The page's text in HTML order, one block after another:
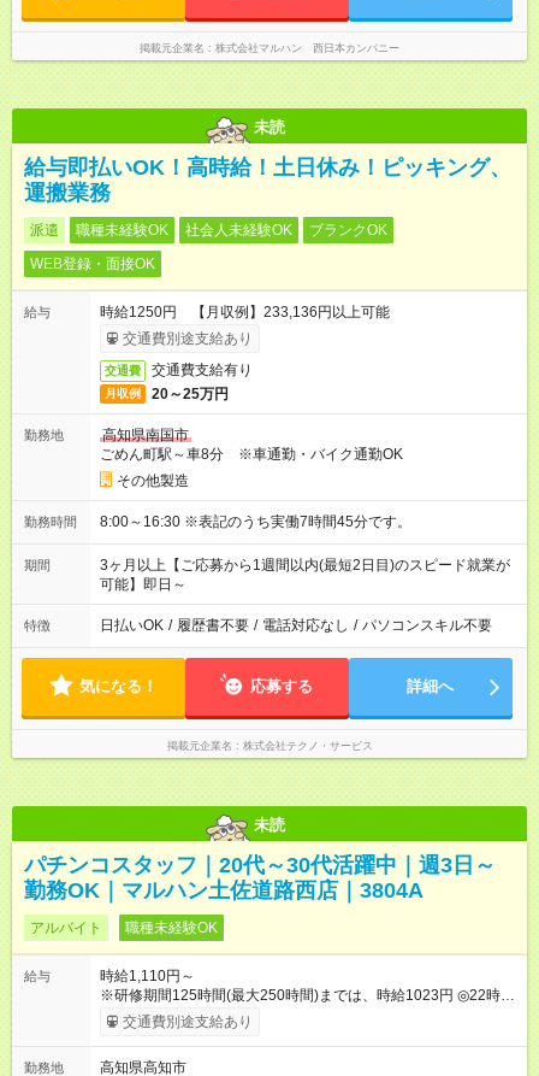
掲載元企業名 株式会社マルハン 西日本カンパニー
未読
給与即払いOK！高時給！土日休み！ピッキング、
運搬業務
派遣 職種未経験OK 社会人未経験OK
ブランクOK
WEB登録・面接OK
給与
時給1250円 【月収例】233,136円以上可能
交通費別途支給あり
交通費 交通費支給有り
月収例 20～25万円
勤務地
高知県南国市
ごめん町駅～車8分 ※車通勤・バイク通勤OK
その他製造
勤務時間 8:00～16:30 ※表記のうち実働7時間45分です。
期間
3ヶ月以上【ご応募から1週間以内(最短2日目)のスピード就業が
可能】即日～
特徴 日払いOK / 履歴書不要 / 電話対応なし / パソコンスキル不要
気になる！ 応募する 詳細へ
掲載元企業名 株式会社テクノ・サービス
未読
パチンコスタッフ｜20代～30代活躍中｜週3日～
勤務OK｜マルハン土佐道路西店｜3804A
アルバイト 職種未経験OK
給与
時給1,110円～
※研修期間125時間(最大250時間)までは、時給1023円 ◎22時以
降時給25％ＵＰ 【試用期間】試用期間なし
交通費別途支給あり
勤務地 高知県高知市